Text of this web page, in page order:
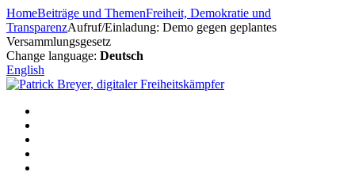
Zum
Inhalt
springen
HomeBeiträge und ThemenFreiheit, Demokratie und
TransparenzAufruf/Einladung: Demo gegen geplantes
Versammlungsgesetz
Change language: Deutsch
English